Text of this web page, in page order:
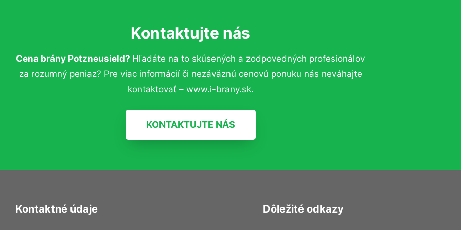
Kontaktujte nás
Cena brány Potzneusield? Hľadáte na to skúsených a zodpovedných profesionálov
za rozumný peniaz? Pre viac informácií či nezáväznú cenovú ponuku nás neváhajte
kontaktovať – www.i-brany.sk.
KONTAKTUJTE NÁS
Kontaktné údaje Dôležité odkazy